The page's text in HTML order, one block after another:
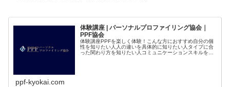
体験講座 | パーソナルプロファイリング協会｜
PPF協会
体験講座PPFを楽しく体験！こんな方におすすめ自分の個
性を知りたい人人の違いを具体的に知りたい人タイプに合
った関わり方を知りたい人コミュニケーションスキルを上
ppf-kyokai.com